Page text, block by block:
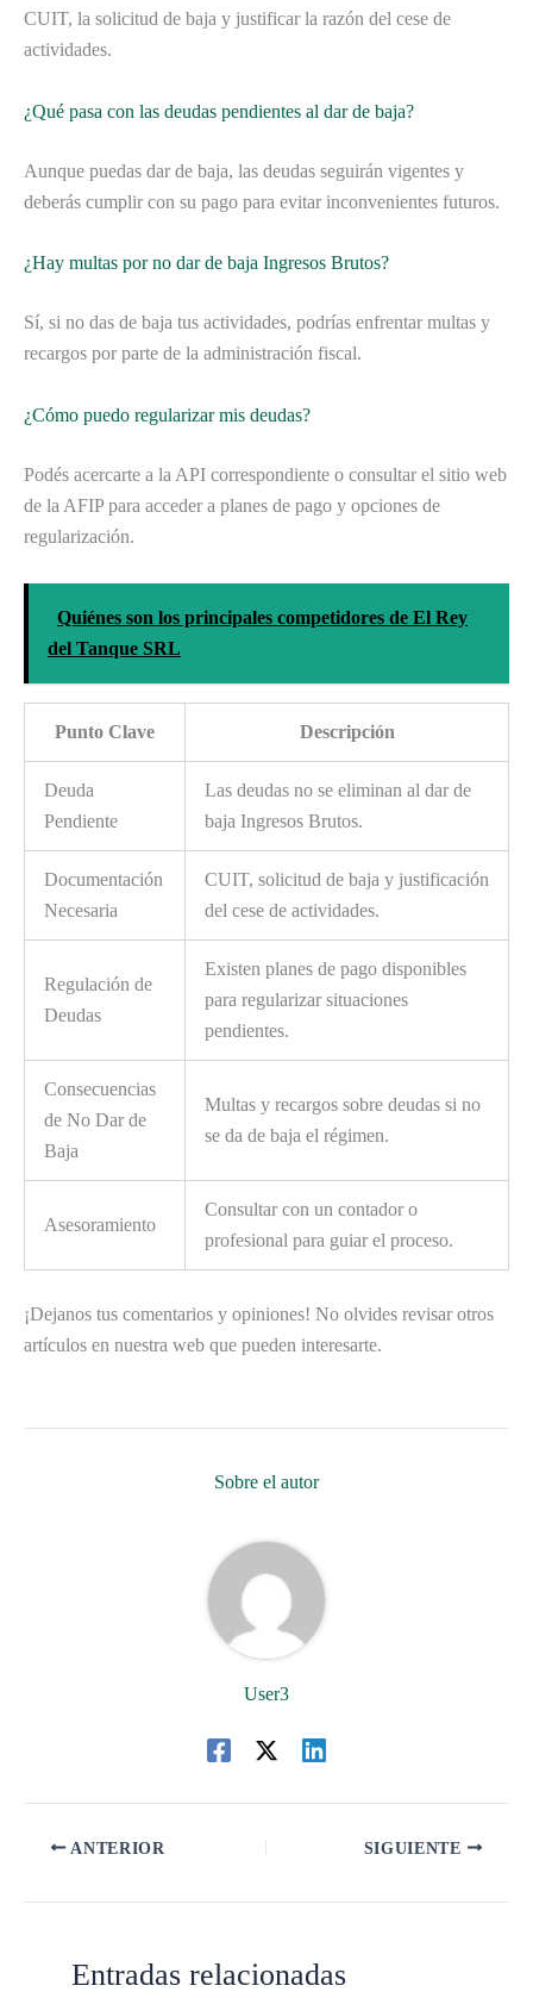
CUIT, la solicitud de baja y justificar la razón del cese de
actividades.
¿Qué pasa con las deudas pendientes al dar de baja?
Aunque puedas dar de baja, las deudas seguirán vigentes y
deberás cumplir con su pago para evitar inconvenientes futuros.
¿Hay multas por no dar de baja Ingresos Brutos?
Sí, si no das de baja tus actividades, podrías enfrentar multas y
recargos por parte de la administración fiscal.
¿Cómo puedo regularizar mis deudas?
Podés acercarte a la API correspondiente o consultar el sitio web
de la AFIP para acceder a planes de pago y opciones de
regularización.
Quiénes son los principales competidores de El Rey
del Tanque SRL
Punto Clave Descripción
Deuda
Pendiente
Las deudas no se eliminan al dar de
baja Ingresos Brutos.
Documentación
Necesaria
CUIT, solicitud de baja y justificación
del cese de actividades.
Regulación de
Deudas
Existen planes de pago disponibles
para regularizar situaciones
pendientes.
Consecuencias
de No Dar de
Baja
Multas y recargos sobre deudas si no
se da de baja el régimen.
Asesoramiento
Consultar con un contador o
profesional para guiar el proceso.
¡Dejanos tus comentarios y opiniones! No olvides revisar otros
artículos en nuestra web que pueden interesarte.
Sobre el autor
User3
ANTERIOR SIGUIENTE
Entradas relacionadas